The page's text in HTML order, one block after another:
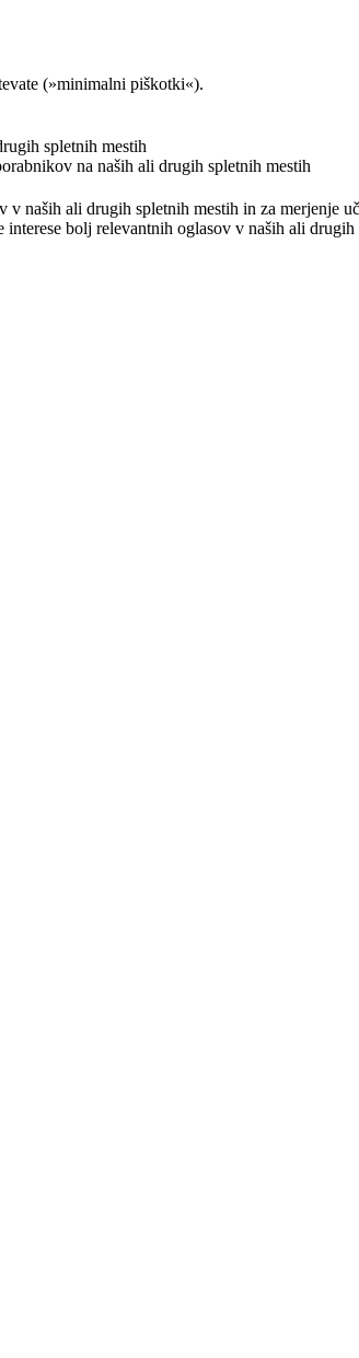
(»minimalni piškotki«).
spletnih mestih
na naših ali drugih spletnih mestih
naših ali drugih spletnih mestih in za merjenje
bolj relevantnih oglasov v naših ali